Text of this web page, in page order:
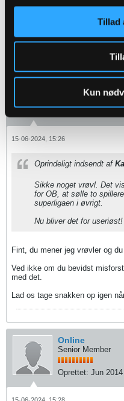
Tillad
Kun
Ligegyldige kampe eksisterer
Online
Senior Member
15-06-2024, 15:26
Oprindeligt indsendt af
Sikke noget vrøvl. Det
for OB, at sølle to
superligaen i øvrigt.
Nu bliver det for useriøst!
Fint, du mener jeg vrøvler og
Ved ikke om du bevidst
med det.
Lad os tage snakken op igen
Online
Senior Member
Oprettet: Jun 2014